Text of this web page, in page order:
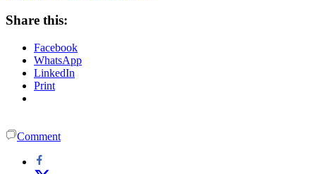
Share this:
Facebook
WhatsApp
LinkedIn
Print
Comment